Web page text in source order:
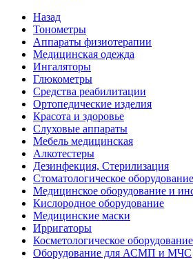
Назад
Тонометры
Аппараты физиотерапии
Медицинская одежда
Ингаляторы
Глюкометры
Средства реабилитации
Ортопедические изделия
Красота и здоровье
Слуховые аппараты
Мебель медицинская
Алкотестеры
Дезинфекция, Стерилизация
Стоматологическое
Медицинское оборудование и
Кислородное оборудование
Медицинские маски
Ирригаторы
Косметологическое оборудование
Оборудование для АСМП и МЧС